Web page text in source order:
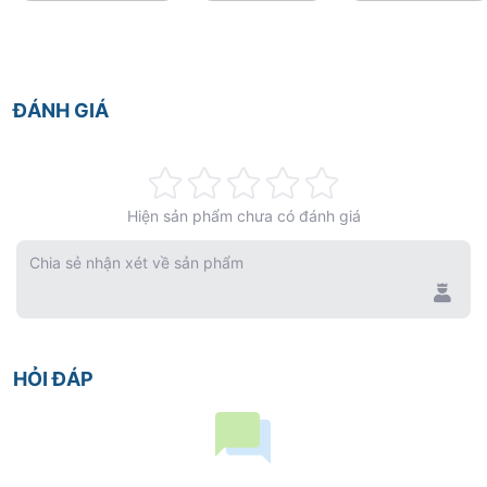
CHỈ ĐỊNH
ĐÁNH GIÁ
0%
Hiện sản phẩm chưa có đánh giá
Chia sẻ nhận xét về sản phẩm
HỎI ĐÁP